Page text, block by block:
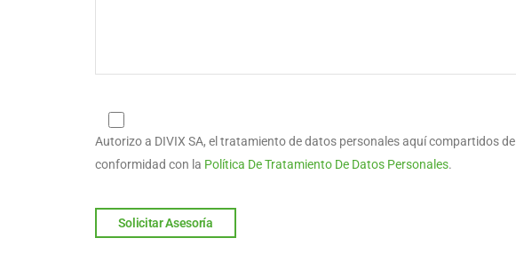
Autorizo a DIVIX SA, el tratamiento de datos personales aquí compartidos de
conformidad con la Política De Tratamiento De Datos Personales.
Solicitar Asesoría